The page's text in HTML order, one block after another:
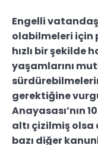
Engelli
olabilmeleri için
hızlı bir şekilde
yaşamlarını
gerektiğine
Anayasası’nın
altı çizilmiş olsa
bazı diğer